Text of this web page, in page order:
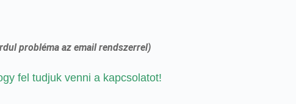
probléma az email rendszerrel)
fel tudjuk venni a kapcsolatot!